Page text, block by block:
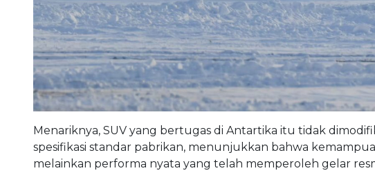
Menariknya, SUV yang bertugas di Antartika itu tidak
spesifikasi standar pabrikan, menunjukkan bahwa
melainkan performa nyata yang telah memperoleh gelar